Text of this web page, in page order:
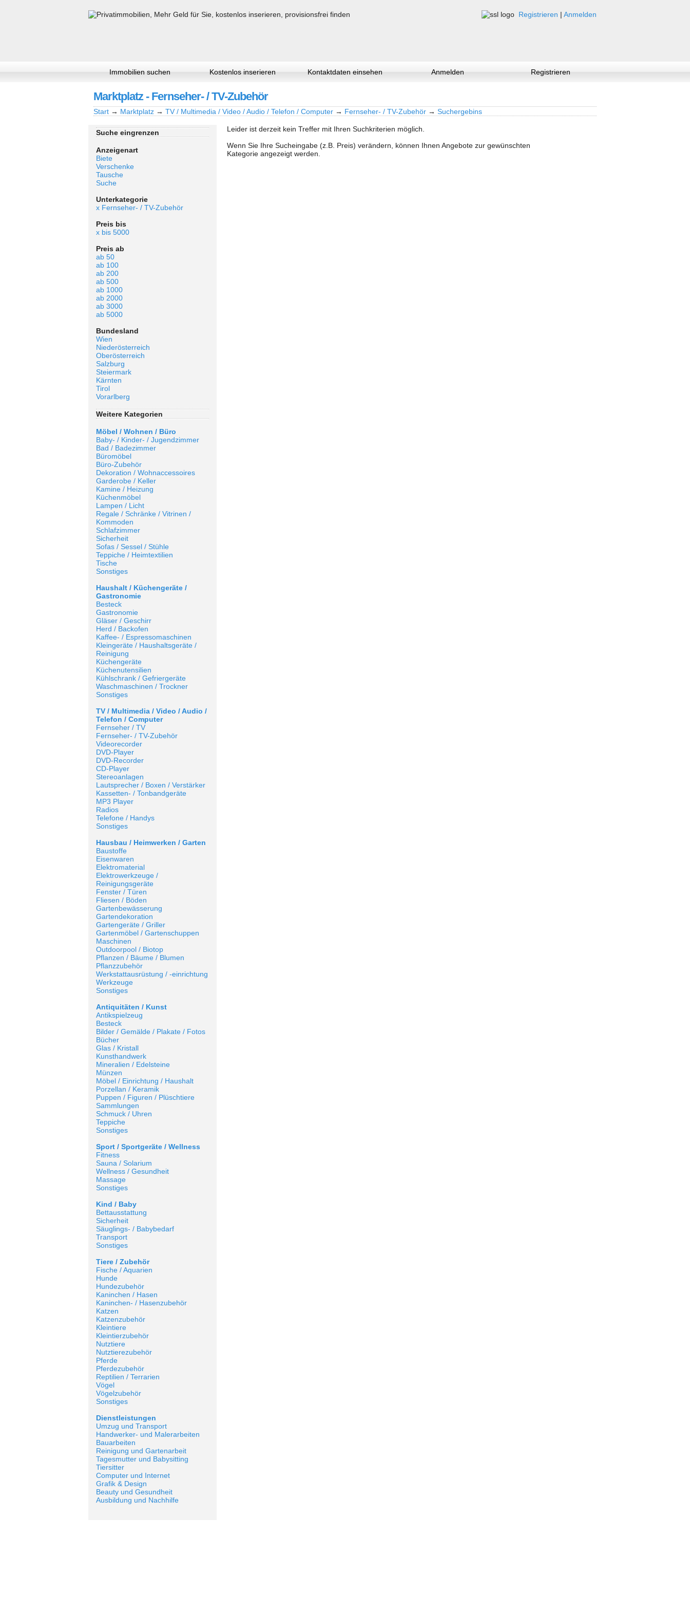
Registrieren | Anmelden
Immobilien suchen Kostenlos inserieren Kontaktdaten einsehen Anmelden Registrieren
Marktplatz - Fernseher- / TV-Zubehör
Start → Marktplatz → TV / Multimedia / Video / Audio / Telefon / Computer → Fernseher- / TV-Zubehör → Suchergebins
Suche eingrenzen
Anzeigenart
Biete
Verschenke
Tausche
Suche
Unterkategorie
x Fernseher- / TV-Zubehör
Preis bis
x bis 5000
Preis ab
ab 50
ab 100
ab 200
ab 500
ab 1000
ab 2000
ab 3000
ab 5000
Bundesland
Wien
Niederösterreich
Oberösterreich
Salzburg
Steiermark
Kärnten
Tirol
Vorarlberg
Weitere Kategorien
Möbel / Wohnen / Büro
Baby- / Kinder- / Jugendzimmer
Bad / Badezimmer
Büromöbel
Büro-Zubehör
Dekoration / Wohnaccessoires
Garderobe / Keller
Kamine / Heizung
Küchenmöbel
Lampen / Licht
Regale / Schränke / Vitrinen /
Kommoden
Schlafzimmer
Sicherheit
Sofas / Sessel / Stühle
Teppiche / Heimtextilien
Tische
Sonstiges
Haushalt / Küchengeräte /
Gastronomie
Besteck
Gastronomie
Gläser / Geschirr
Herd / Backofen
Kaffee- / Espressomaschinen
Kleingeräte / Haushaltsgeräte /
Reinigung
Küchengeräte
Küchenutensilien
Kühlschrank / Gefriergeräte
Waschmaschinen / Trockner
Sonstiges
TV / Multimedia / Video / Audio /
Telefon / Computer
Fernseher / TV
Fernseher- / TV-Zubehör
Videorecorder
DVD-Player
DVD-Recorder
CD-Player
Stereoanlagen
Lautsprecher / Boxen / Verstärker
Kassetten- / Tonbandgeräte
MP3 Player
Radios
Telefone / Handys
Sonstiges
Hausbau / Heimwerken / Garten
Baustoffe
Eisenwaren
Elektromaterial
Elektrowerkzeuge /
Reinigungsgeräte
Fenster / Türen
Fliesen / Böden
Gartenbewässerung
Gartendekoration
Gartengeräte / Griller
Gartenmöbel / Gartenschuppen
Maschinen
Outdoorpool / Biotop
Pflanzen / Bäume / Blumen
Pflanzzubehör
Werkstattausrüstung / -einrichtung
Werkzeuge
Sonstiges
Antiquitäten / Kunst
Antikspielzeug
Besteck
Bilder / Gemälde / Plakate / Fotos
Bücher
Glas / Kristall
Kunsthandwerk
Mineralien / Edelsteine
Münzen
Möbel / Einrichtung / Haushalt
Porzellan / Keramik
Puppen / Figuren / Plüschtiere
Sammlungen
Schmuck / Uhren
Teppiche
Sonstiges
Sport / Sportgeräte / Wellness
Fitness
Sauna / Solarium
Wellness / Gesundheit
Massage
Sonstiges
Kind / Baby
Bettausstattung
Sicherheit
Säuglings- / Babybedarf
Transport
Sonstiges
Tiere / Zubehör
Fische / Aquarien
Hunde
Hundezubehör
Kaninchen / Hasen
Kaninchen- / Hasenzubehör
Katzen
Katzenzubehör
Kleintiere
Kleintierzubehör
Nutztiere
Nutztierezubehör
Pferde
Pferdezubehör
Reptilien / Terrarien
Vögel
Vögelzubehör
Sonstiges
Dienstleistungen
Umzug und Transport
Handwerker- und Malerarbeiten
Bauarbeiten
Reinigung und Gartenarbeit
Tagesmutter und Babysitting
Tiersitter
Computer und Internet
Grafik & Design
Beauty und Gesundheit
Ausbildung und Nachhilfe
Leider ist derzeit kein Treffer mit Ihren Suchkriterien möglich.
Wenn Sie Ihre Sucheingabe (z.B. Preis) verändern, können Ihnen Angebote zur gewünschten
Kategorie angezeigt werden.